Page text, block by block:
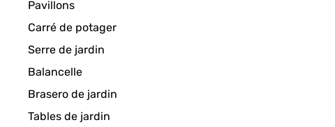
Alles Prima .Obwohl es mein Fehler war,dass ich den
kleiner bestellt.Alles bestens .
Pavillons
Carré de potager
Serre de jardin
Balancelle
Brasero de jardin
Tables de jardin